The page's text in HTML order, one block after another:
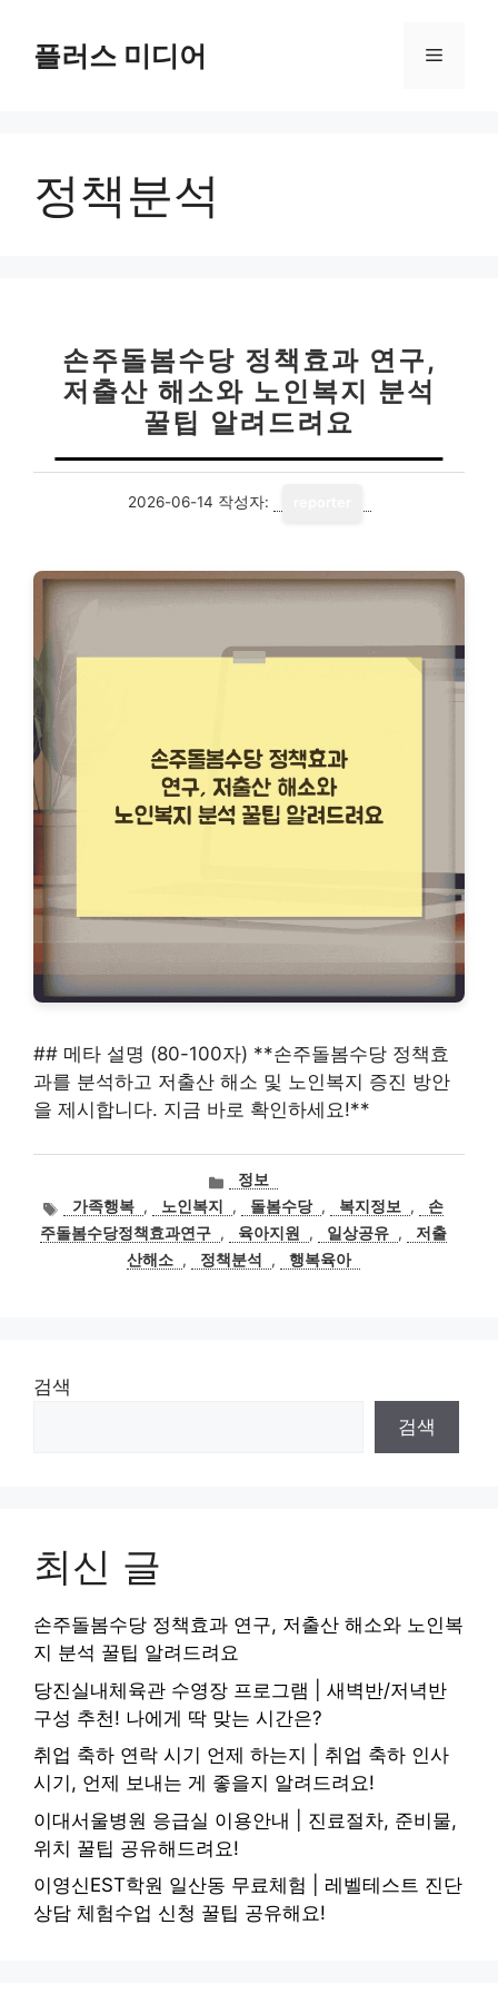
플러스 미디어 메
정책분석
손주돌봄수당 정책효과 연구,
저출산 해소와 노인복지 분석
꿀팁 알려드려요
2026-06-14 작성자:
## 메타 설명 (80-100자) **손주돌봄수당 정책효
과를 분석하고 저출산 해소 및 노인복지 증진 방안
을 제시합니다. 지금 바로 확인하세요!**
카
고
리
정보
태
그
가족행복 , 노인복지 , 돌봄수당 , 복지정보 ,
손
주돌봄수당정책효과연구 , 육아지원 , 일상공유 ,
저출
산해소 , 정책분석 , 행복육아
검색
검색
최신 글
손주돌봄수당 정책효과 연구, 저출산 해소와 노인복
지 분석 꿀팁 알려드려요
당진실내체육관 수영장 프로그램 | 새벽반/저녁반
구성 추천! 나에게 딱 맞는 시간은?
취업 축하 연락 시기 언제 하는지 | 취업 축하 인사
시기, 언제 보내는 게 좋을지 알려드려요!
이대서울병원 응급실 이용안내 | 진료절차, 준비물,
위치 꿀팁 공유해드려요!
이영신EST학원 일산동 무료체험 | 레벨테스트 진단
상담 체험수업 신청 꿀팁 공유해요!